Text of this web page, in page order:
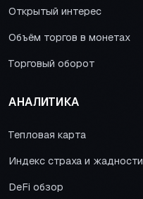
Открытый интерес
Объём торгов в монетах
Торговый оборот
АНАЛИТИКА
Тепловая карта
Индекс страха и жадности
DeFi обзор